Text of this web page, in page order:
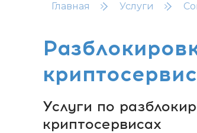
Главная Услуги
Услуги по
криптосервисах